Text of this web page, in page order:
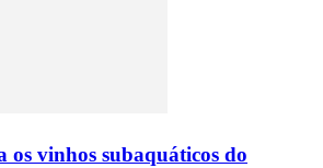
os vinhos subaquáticos do